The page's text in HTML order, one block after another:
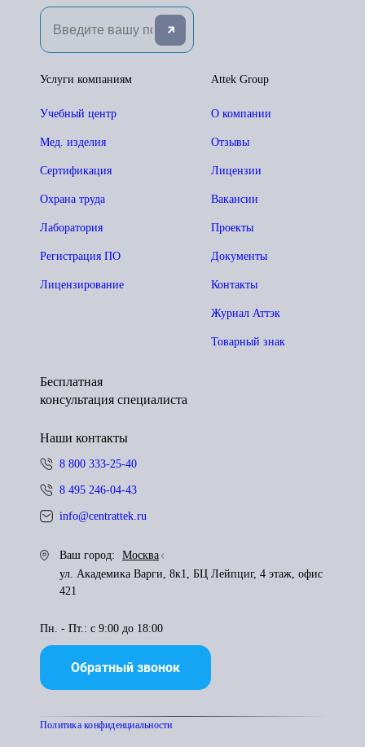
Attek Group
О компании
Отзывы
Лицензии
Вакансии
Проекты
Документы
Контакты
Журнал Аттэк
Товарный знак
Услуги компаниям
Учебный центр
Мед. изделия
Сертификация
Охрана труда
Лаборатория
Регистрация ПО
Лицензирование
Бесплатная
консультация специалиста
Наши контакты
8 800 333-25-40
8 495 246-04-43
info@centrattek.ru
Ваш город:
Москва
ул. Академика Варги, 8к1, БЦ Лейпциг, 4 этаж, офис
421
Пн. - Пт.: с 9:00 до 18:00
Обратный звонок
Политика конфиденциальности